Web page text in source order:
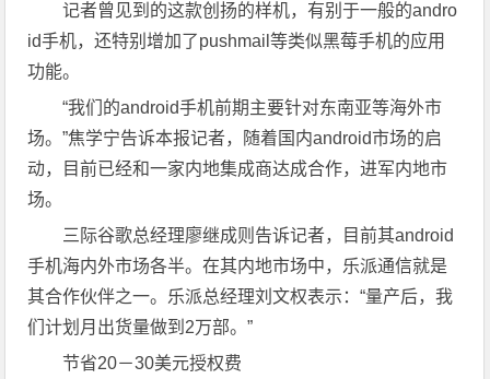
记者曾见到的这款创扬的样机，有别于一般的andro
id手机，还特别增加了pushmail等类似黑莓手机的应用
功能。
“我们的android手机前期主要针对东南亚等海外市
场。”焦学宁告诉本报记者，随着国内android市场的启
动，目前已经和一家内地集成商达成合作，进军内地市
场。
三际谷歌总经理廖继成则告诉记者，目前其android
手机海内外市场各半。在其内地市场中，乐派通信就是
其合作伙伴之一。乐派总经理刘文权表示：“量产后，我
们计划月出货量做到2万部。”
节省20－30美元授权费